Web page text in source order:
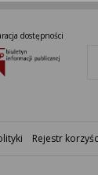
dostępności
Rejestr